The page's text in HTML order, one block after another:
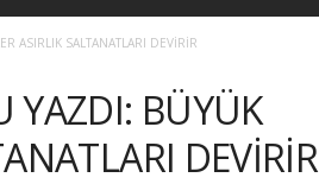
ASIRLIK SALTANATLARI DEVİRİR
YAZDI: BÜYÜK
DEVİRİR